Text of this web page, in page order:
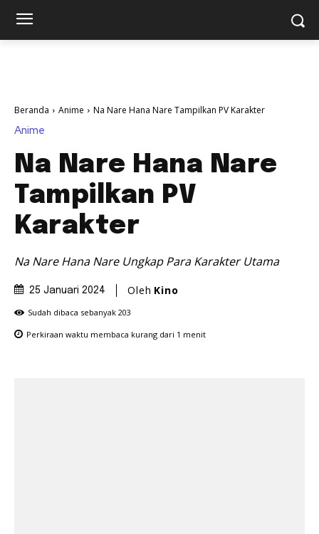
Beranda Anime Na Nare Hana Nare Tampilkan PV Karakter
Anime
Na Nare Hana Nare
Tampilkan PV
Karakter
Na Nare Hana Nare Ungkap Para Karakter Utama
25 Januari 2024 Oleh Kino
Sudah dibaca sebanyak 203
Perkiraan waktu membaca kurang dari 1 menit